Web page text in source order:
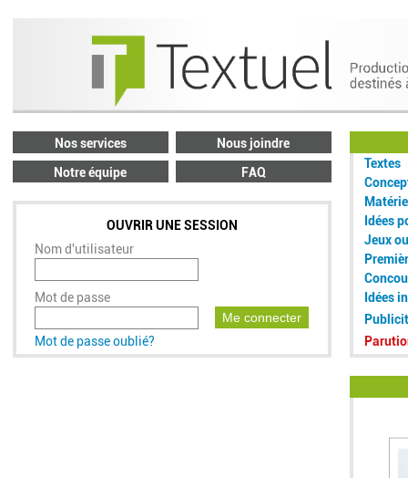
Nos services
Nous joindre
Notre équipe
FAQ
OUVRIR UNE SESSION
Nom d'utilisateur
Mot de passe
Me connecter
Mot de passe oublié?
Textes
Idées
Jeux
Idées